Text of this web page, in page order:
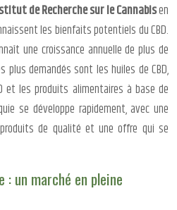
de Recherche sur le Cannabisen
les bienfaits potentiels du CBD.
une croissance annuelle de plus de
plus demandés sont les huiles de CBD,
et les produits alimentaires à base de
se développe rapidement, avec une
de qualité et une offre qui se
: un marché en pleine